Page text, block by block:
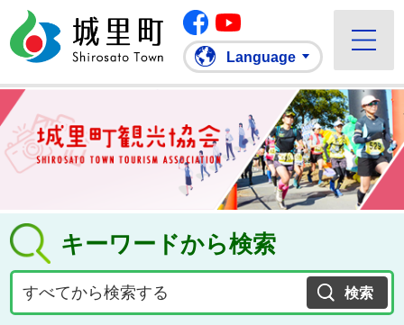
城里町ホームページ
Facebook
Language
キーワードから検索